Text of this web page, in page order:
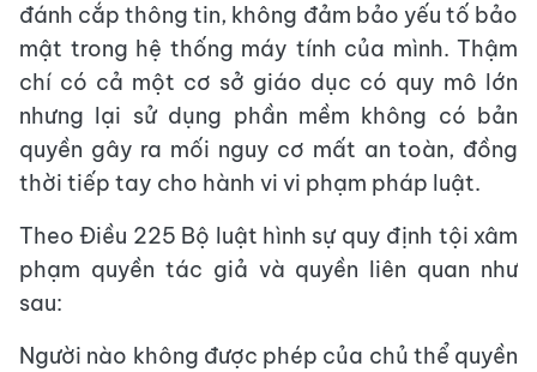
đánh cắp thông tin, không đảm bảo yếu tố bảo
mật trong hệ thống máy tính của mình. Thậm
chí có cả một cơ sở giáo dục có quy mô lớn
nhưng lại sử dụng phần mềm không có bản
quyền gây ra mối nguy cơ mất an toàn, đồng
thời tiếp tay cho hành vi vi phạm pháp luật.
Theo Điều 225 Bộ luật hình sự quy định tội xâm
phạm quyền tác giả và quyền liên quan như
sau:
Người nào không được phép của chủ thể quyền